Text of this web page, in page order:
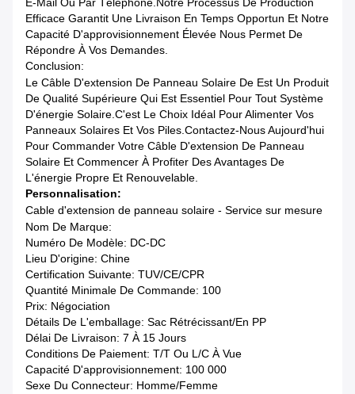
E-Mail Ou Par Téléphone.Notre Processus De Production
Efficace Garantit Une Livraison En Temps Opportun Et Notre
Capacité D'approvisionnement Élevée Nous Permet De
Répondre À Vos Demandes.
Conclusion:
Le Câble D'extension De Panneau Solaire De Est Un Produit
De Qualité Supérieure Qui Est Essentiel Pour Tout Système
D'énergie Solaire.C'est Le Choix Idéal Pour Alimenter Vos
Panneaux Solaires Et Vos Piles.Contactez-Nous Aujourd'hui
Pour Commander Votre Câble D'extension De Panneau
Solaire Et Commencer À Profiter Des Avantages De
L'énergie Propre Et Renouvelable.
Personnalisation:
Cable d'extension de panneau solaire - Service sur mesure
Nom De Marque:
Numéro De Modèle: DC-DC
Lieu D'origine: Chine
Certification Suivante: TUV/CE/CPR
Quantité Minimale De Commande: 100
Prix: Négociation
Détails De L'emballage: Sac Rétrécissant/en PP
Délai De Livraison: 7 À 15 Jours
Conditions De Paiement: T/T Ou L/C À Vue
Capacité D'approvisionnement: 100 000
Sexe Du Connecteur: Homme/femme